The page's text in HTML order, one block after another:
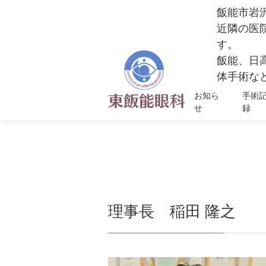
飯能市岩
近隣の医
す。
飯能、日
体手術な
お知ら
せ
手術
録
理事長 稲田 隆之